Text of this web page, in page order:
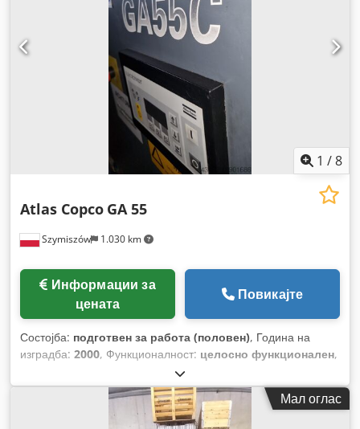
1 /8
Szymiszów 1.030 km
Atlas Copco GA 55
цената
Повикајте
Состојба: подготвен за работа (половен), Година на
изградба: 2000, Функционалност: целосно функционален,
Мал оглас